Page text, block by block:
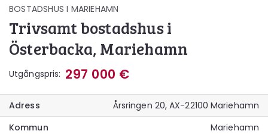
BOSTADSHUS I MARIEHAMN
Trivsamt bostadshus i
Österbacka, Mariehamn
Utgångspris: 297 000 €
Adress
Årsringen 20, AX-22100 Mariehamn
Kommun
Mariehamn